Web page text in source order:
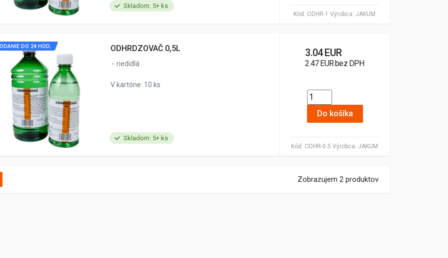
Skladom: 5+ ks
Kód: ODHR-1 Výrobca: JAKUM
Skladom: 5+ ks
Kód: ODHR-0.5 Výrobca: JAKUM
DO 24 HOD. ODHRDZOVAČ 0,5L
riedidlá
V kartóne: 10 ks
3.04 EUR
2.47 EUR bez DPH
Do košíka
Zobrazujem 2 produktov